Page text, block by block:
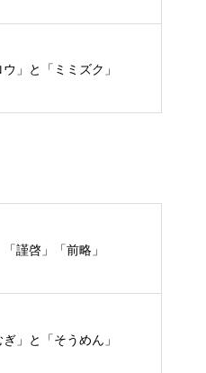
ウ」と「ミミズク」
「謹啓」「前略」
ぎ」と「そうめん」